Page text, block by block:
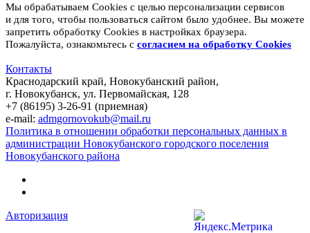
Мы обрабатываем Cookies с целью персонализации сервисов
и для того, чтобы пользоваться сайтом было удобнее. Вы можете
запретить обработку Cookies в настройках браузера.
Пожалуйста, ознакомьтесь с согласием на обработку Cookies
Контакты
Краснодарский край, Новокубанский район,
г. Новокубанск, ул. Первомайская, 128
+7 (86195) 3-26-91 (приемная)
e-mail: admgornovokub@mail.ru
Политика в отношении обработки персональных данных в
администрации Новокубанского городского поселения
Новокубанского района
Авторизация